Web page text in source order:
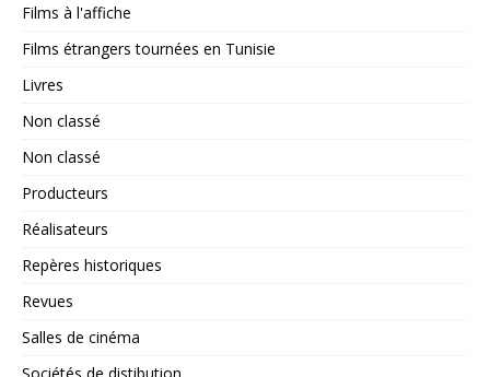
Films à l'affiche
Films étrangers tournées en Tunisie
Livres
Non classé
Non classé
Producteurs
Réalisateurs
Repères historiques
Revues
Salles de cinéma